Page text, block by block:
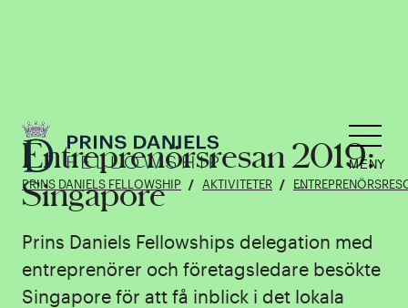
PRINS DANIELS FELLOWSHIP AKTIVITETER
MENY
Entreprenörsresan 2019:
Singapore
Prins Daniels Fellowships delegation med
entreprenörer och företagsledare besökte
Singapore för att få inblick i det lokala